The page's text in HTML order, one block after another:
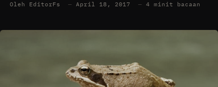
Oleh EditorFs — April 18, 2017 — 4 minit bacaan